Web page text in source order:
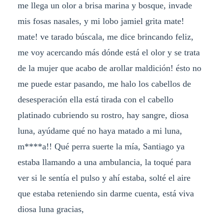
me llega un olor a brisa marina y bosque, invade
mis fosas nasales, y mi lobo jamiel grita mate!
mate! ve tarado búscala, me dice brincando feliz,
me voy acercando más dónde está el olor y se trata
de la mujer que acabo de arollar maldición! ésto no
me puede estar pasando, me halo los cabellos de
desesperación ella está tirada con el cabello
platinado cubriendo su rostro, hay sangre, diosa
luna, ayúdame qué no haya matado a mi luna,
m****a!! Qué perra suerte la mía, Santiago ya
estaba llamando a una ambulancia, la toqué para
ver si le sentía el pulso y ahí estaba, solté el aire
que estaba reteniendo sin darme cuenta, está viva
diosa luna gracias,